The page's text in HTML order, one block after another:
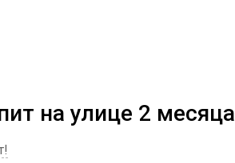
на улице 2 месяца